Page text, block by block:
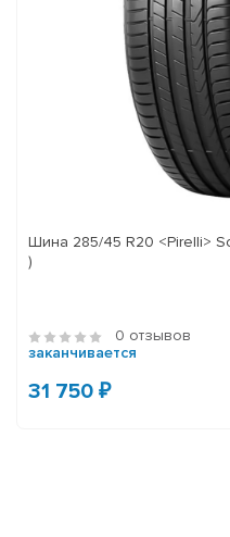
Шина 285/45 R20 <Pirelli>
)
0 отзывов
заканчивается
31 750 ₽